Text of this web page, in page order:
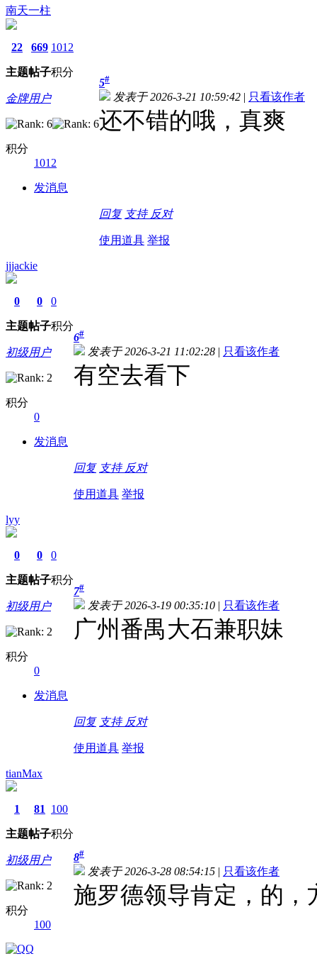
南天一柱
22
主题
669
帖子
1012
积分
金牌用户
积分
1012
发消息
5#
发表于 2026-3-21 10:59:42 | 只看该作者
还不错的哦，真爽
回复 支持 反对
使用道具 举报
jjjackie
0
主题
0
帖子
0
积分
初级用户
积分
0
发消息
6#
发表于 2026-3-21 11:02:28 | 只看该作者
有空去看下
回复 支持 反对
使用道具 举报
lyy
0
主题
0
帖子
0
积分
初级用户
积分
0
发消息
7#
发表于 2026-3-19 00:35:10 | 只看该作者
广州番禺大石兼职妹
回复 支持 反对
使用道具 举报
tianMax
1
主题
81
帖子
100
积分
初级用户
积分
100
8#
发表于 2026-3-28 08:54:15 | 只看该作者
施罗德领导肯定，的，